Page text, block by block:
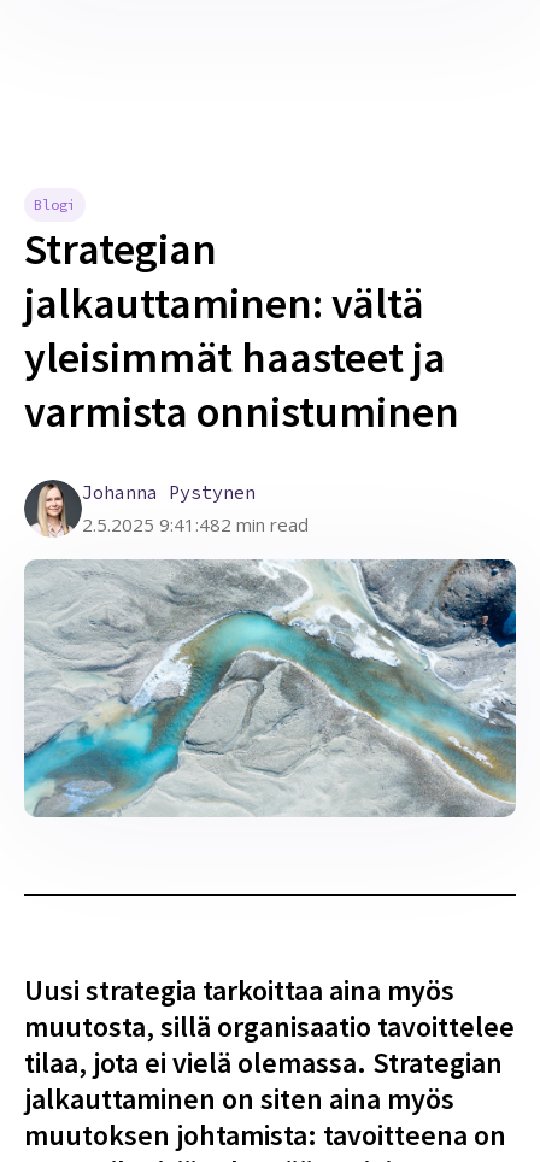
Blogi
Strategian
jalkauttaminen: vältä
yleisimmät haasteet ja
varmista onnistuminen
Johanna Pystynen
2.5.2025 9:41:482 min read
Uusi strategia tarkoittaa aina myös
muutosta, sillä organisaatio tavoittelee
tilaa, jota ei vielä olemassa. Strategian
jalkauttaminen on siten aina myös
muutoksen johtamista: tavoitteena on